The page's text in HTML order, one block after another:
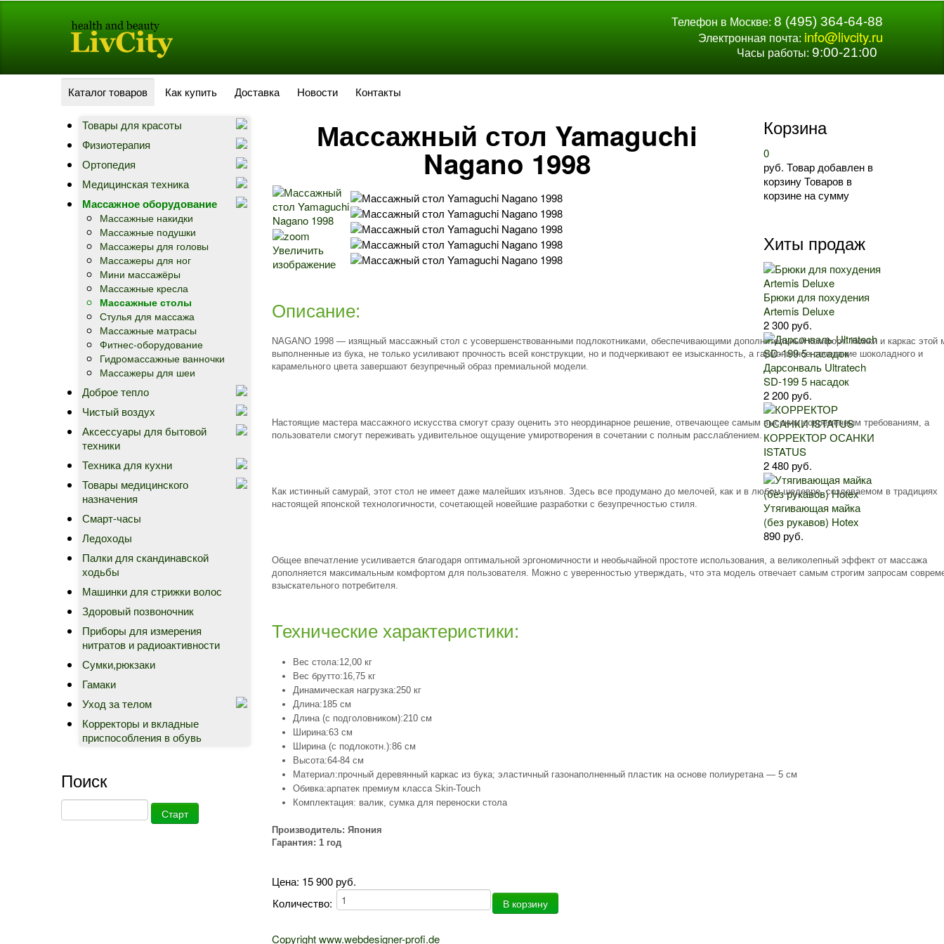
Телефон в Москве: 8 (495) 364-64-88
Электронная почта: info@livcity.ru
Часы работы: 9:00-21:00
Каталог товаров Как купить Доставка Новости Контакты
Товары для красоты
Физиотерапия
Ортопедия
Медицинская техника
Массажное оборудование
Массажные накидки
Массажные подушки
Массажеры для головы
Массажеры для ног
Мини массажёры
Массажные кресла
Массажные столы
Стулья для массажа
Массажные матрасы
Фитнес-оборудование
Гидромассажные ванночки
Массажеры для шеи
Доброе тепло
Чистый воздух
Аксессуары для бытовой
техники
Техника для кухни
Товары медицинского
назначения
Смарт-часы
Ледоходы
Палки для скандинавской
ходьбы
Машинки для стрижки волос
Здоровый позвоночник
Приборы для измерения
нитратов и радиоактивности
Сумки,рюкзаки
Гамаки
Уход за телом
Корректоры и вкладные
приспособления в обувь
Поиск
Массажный стол Yamaguchi
Nagano 1998
Увеличить
изображение
Описание:
NAGANO 1998 — изящный массажный стол с усовершенствованными подлокотниками, обеспечивающими дополнительный комфорт. Ножки и каркас этой
выполненные из бука, не только усиливают прочность всей конструкции, но и подчеркивают ее изысканность, а гармоничное сочетание шоколадного и
карамельного цвета завершают безупречный образ премиальной модели.
Настоящие мастера массажного искусства смогут сразу оценить это неординарное решение, отвечающее самым высоким современным требованиям, а
пользователи смогут переживать удивительное ощущение умиротворения в сочетании с полным расслаблением.
Как истинный самурай, этот стол не имеет даже малейших изъянов. Здесь все продумано до мелочей, как и в любом шедевре, создаваемом в традициях
настоящей японской технологичности, сочетающей новейшие разработки с безупречностью стиля.
Общее впечатление усиливается благодаря оптимальной эргономичности и необычайной простоте использования, а великолепный эффект от массажа
дополняется максимальным комфортом для пользователя. Можно с уверенностью утверждать, что эта модель отвечает самым строгим запросам
взыскательного потребителя.
Технические характеристики:
Вес стола:12,00 кг
Вес брутто:16,75 кг
Динамическая нагрузка:250 кг
Длина:185 см
Длина (с подголовником):210 см
Ширина:63 см
Ширина (с подлокотн.):86 см
Высота:64-84 см
Материал:прочный деревянный каркас из бука; эластичный газонаполненный пластик на основе полиуретана — 5 см
Обивка:арпатек премиум класса Skin-Touch
Комплектация: валик, сумка для переноски стола
Производитель: Япония
Гарантия: 1 год
Цена: 15 900 руб.
Количество:
Copyright www.webdesigner-profi.de
Корзина
0
руб. Товар добавлен в
корзинуТоваров в
корзине на сумму
Хиты продаж
Брюки для похудения
Artemis Deluxe
2 300 руб.
Дарсонваль Ultratech
SD-199 5 насадок
2 200 руб.
КОРРЕКТОР ОСАНКИ
ISTATUS
2 480 руб.
Утягивающая майка
(без рукавов) Hotex
890 руб.